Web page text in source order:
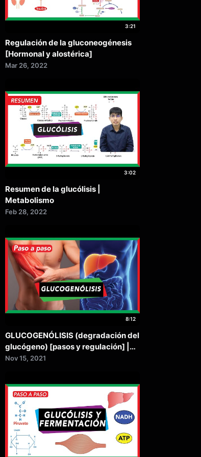
3:21
Regulación de la gluconeogénesis
[Hormonal y alostérica]
Mar 26, 2022
3:02
Resumen de la glucólisis |
Metabolismo
Feb 28, 2022
8:12
GLUCOGENÓLISIS (degradación del
glucógeno) [pasos y regulación] |
Metabolismo
Nov 15, 2021